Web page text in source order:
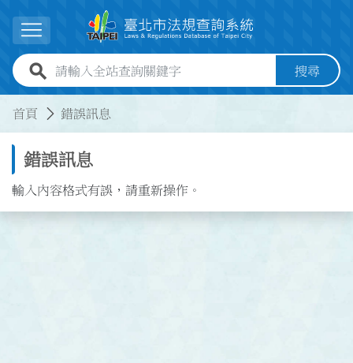
展開選單
全站查詢關鍵字欄位 搜尋
首頁 錯誤訊息
錯誤訊息
輸入內容格式有誤，請重新操作。